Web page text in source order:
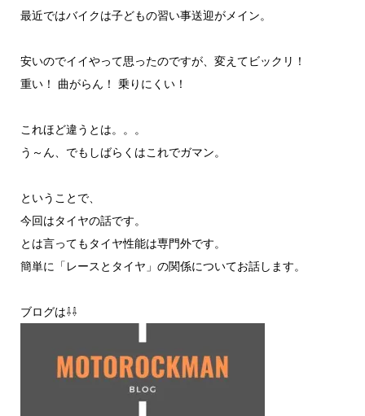
最近ではバイクは子どもの習い事送迎がメイン。
安いのでイイやって思ったのですが、変えてビックリ！
重い！ 曲がらん！ 乗りにくい！
これほど違うとは。。。
う～ん、でもしばらくはこれでガマン。
ということで、
今回はタイヤの話です。
とは言ってもタイヤ性能は専門外です。
簡単に「レースとタイヤ」の関係についてお話します。
ブログは⇩⇩